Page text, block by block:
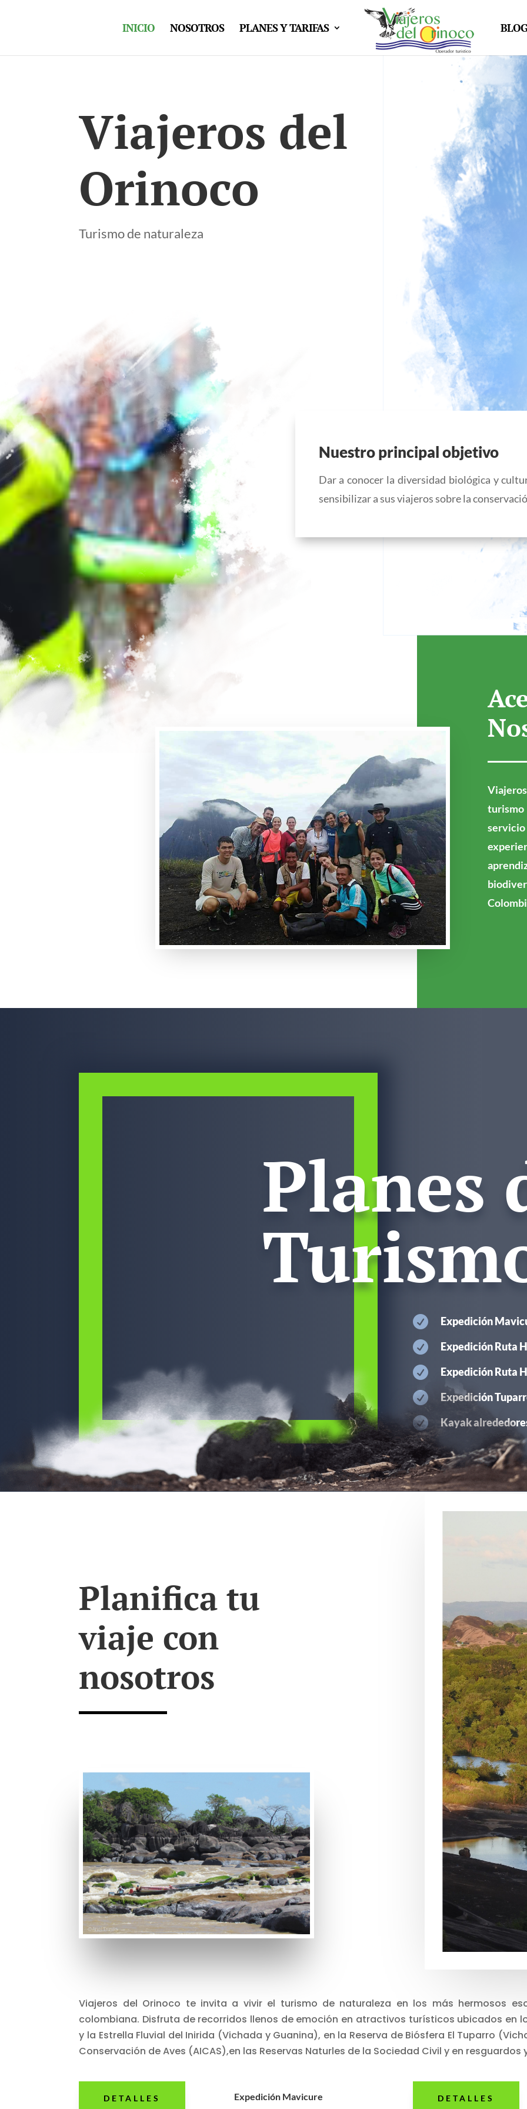
INICIO NOSOTROS PLANES Y TARIFAS
Viajeros del
Orinoco
Turismo de naturaleza
Nuestro principal objetivo
Dar a conocer la diversidad biológica y
sensibilizar a sus viajeros sobre la
turismo
Planes
 Expedición
 Expedición Ruta
 Expedición Ruta
 Expedición
 Kayak
Planifica tu
viaje con
nosotros
Viajeros del Orinoco te invita a vivir el turismo de naturaleza en los más hermosos
colombiana. Disfruta de recorridos llenos de emoción en atractivos turísticos ubicados en
y la Estrella Fluvial del Inirida (Vichada y Guanina), en la Reserva de Biósfera El Tuparro
Conservación de Aves (AICAS),en las Reservas Naturles de la Sociedad Civil y en
DETALLES Expedición Mavicure DETALLES